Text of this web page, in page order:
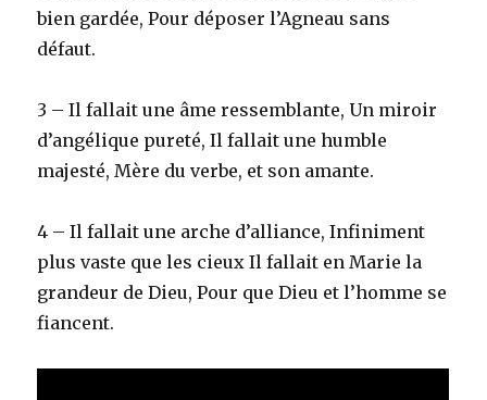
bien gardée, Pour déposer l’Agneau sans
défaut.
3 – Il fallait une âme ressemblante, Un miroir
d’angélique pureté, Il fallait une humble
majesté, Mère du verbe, et son amante.
4 – Il fallait une arche d’alliance, Infiniment
plus vaste que les cieux Il fallait en Marie la
grandeur de Dieu, Pour que Dieu et l’homme se
fiancent.